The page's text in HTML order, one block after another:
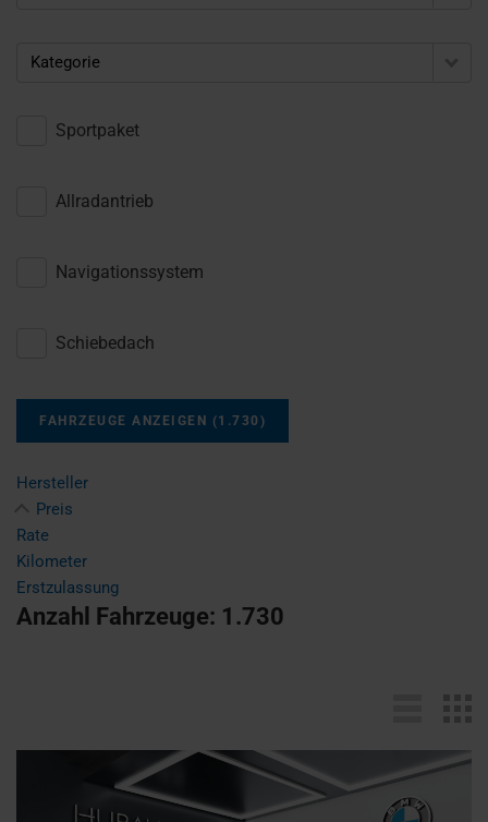
Kategorie
Sportpaket
Allradantrieb
Navigationssystem
Schiebedach
FAHRZEUGE ANZEIGEN (1.730 )
Hersteller
Preis
Rate
Kilometer
Erstzulassung
Anzahl Fahrzeuge: 1.730